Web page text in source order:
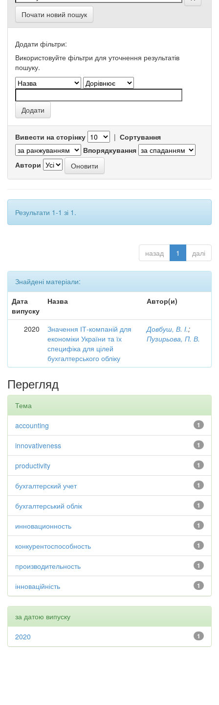
Почати новий пошук
Додати фільтри:
Використовуйте фільтри для уточнення результатів
пошуку.
Вивести на сторінку | Сортування
Впорядкування
Автори
Результати 1-1 зі 1.
назад 1 далі
Знайдені матеріали:
Дата
випуску
Назва Автор(и)
2020
Значення ІТ-компаній для
економіки України та їх
специфіка для цілей
бухгалтерського обліку
Довбуш, В. І.;
Пузирьова, П. В.
Перегляд
Тема
1
accounting
1
innovativeness
1
productivity
1
бухгалтерский учет
1
бухгалтерський облік
1
инновационность
1
конкурентоспособность
1
производительность
1
інноваційність
за датою випуску
1
2020